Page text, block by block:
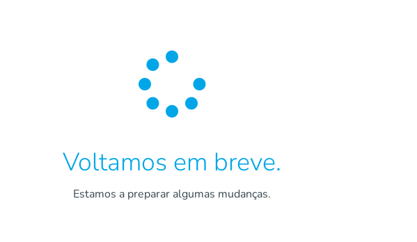

Voltamos em breve.
Estamos a preparar algumas mudanças.